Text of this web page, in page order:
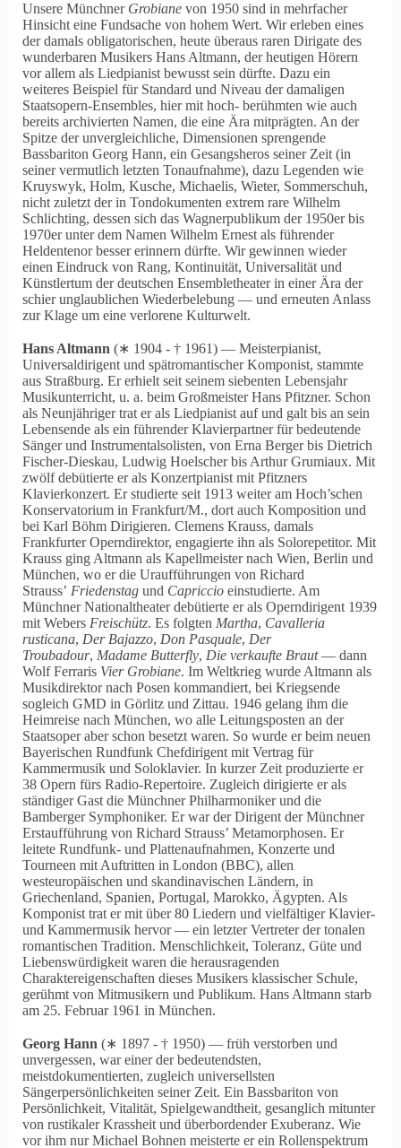
Unsere Münchner Grobiane von 1950 sind in mehrfacher
Hinsicht eine Fundsache von hohem Wert. Wir erleben eines
der damals obligatorischen, heute überaus raren Dirigate des
wunderbaren Musikers Hans Altmann, der heutigen Hörern
vor allem als Liedpianist bewusst sein dürfte. Dazu ein
weiteres Beispiel für Standard und Niveau der damaligen
Staatsopern-Ensembles, hier mit hoch- berühmten wie auch
bereits archivierten Namen, die eine Ära mitprägten. An der
Spitze der unvergleichliche, Dimensionen sprengende
Bassbariton Georg Hann, ein Gesangsheros seiner Zeit (in
seiner vermutlich letzten Tonaufnahme), dazu Legenden wie
Kruyswyk, Holm, Kusche, Michaelis, Wieter, Sommerschuh,
nicht zuletzt der in Tondokumenten extrem rare Wilhelm
Schlichting, dessen sich das Wagnerpublikum der 1950er bis
1970er unter dem Namen Wilhelm Ernest als führender
Heldentenor besser erinnern dürfte. Wir gewinnen wieder
einen Eindruck von Rang, Kontinuität, Universalität und
Künstlertum der deutschen Ensembletheater in einer Ära der
schier unglaublichen Wiederbelebung — und erneuten Anlass
zur Klage um eine verlorene Kulturwelt.
Hans Altmann (∗ 1904 ‑ † 1961) — Meisterpianist,
Universaldirigent und spätromantischer Komponist, stammte
aus Straßburg. Er erhielt seit seinem siebenten Lebensjahr
Musikunterricht, u. a. beim Großmeister Hans Pfitzner. Schon
als Neunjähriger trat er als Liedpianist auf und galt bis an sein
Lebensende als ein führender Klavierpartner für bedeutende
Sänger und Instrumentalsolisten, von Erna Berger bis Dietrich
Fischer-Dieskau, Ludwig Hoelscher bis Arthur Grumiaux. Mit
zwölf debütierte er als Konzertpianist mit Pfitzners
Klavierkonzert. Er studierte seit 1913 weiter am Hoch’schen
Konservatorium in Frankfurt/M., dort auch Komposition und
bei Karl Böhm Dirigieren. Clemens Krauss, damals
Frankfurter Operndirektor, engagierte ihn als Solorepetitor. Mit
Krauss ging Altmann als Kapellmeister nach Wien, Berlin und
München, wo er die Uraufführungen von Richard
Strauss’ Friedenstag und Capriccio einstudierte. Am
Münchner Nationaltheater debütierte er als Operndirigent 1939
mit Webers Freischütz. Es folgten Martha, Cavalleria
rusticana, Der Bajazzo, Don Pasquale, Der
Troubadour, Madame Butterfly, Die verkaufte Braut— dann
Wolf Ferraris Vier Grobiane. Im Weltkrieg wurde Altmann als
Musikdirektor nach Posen kommandiert, bei Kriegsende
sogleich GMD in Görlitz und Zittau. 1946 gelang ihm die
Heimreise nach München, wo alle Leitungsposten an der
Staatsoper aber schon besetzt waren. So wurde er beim neuen
Bayerischen Rundfunk Chefdirigent mit Vertrag für
Kammermusik und Soloklavier. In kurzer Zeit produzierte er
38 Opern fürs Radio-Repertoire. Zugleich dirigierte er als
ständiger Gast die Münchner Philharmoniker und die
Bamberger Symphoniker. Er war der Dirigent der Münchner
Erstaufführung von Richard Strauss’ Metamorphosen. Er
leitete Rundfunk- und Plattenaufnahmen, Konzerte und
Tourneen mit Auftritten in London (BBC), allen
westeuropäischen und skandinavischen Ländern, in
Griechenland, Spanien, Portugal, Marokko, Ägypten. Als
Komponist trat er mit über 80 Liedern und vielfältiger Klavier-
und Kammermusik hervor — ein letzter Vertreter der tonalen
romantischen Tradition. Menschlichkeit, Toleranz, Güte und
Liebenswürdigkeit waren die herausragenden
Charaktereigenschaften dieses Musikers klassischer Schule,
gerühmt von Mitmusikern und Publikum. Hans Altmann starb
am 25. Februar 1961 in München.
Georg Hann (∗ 1897 ‑ † 1950) — früh verstorben und
unvergessen, war einer der bedeutendsten,
meistdokumentierten, zugleich universellsten
Sängerpersönlichkeiten seiner Zeit. Ein Bassbariton von
Persönlichkeit, Vitalität, Spielgewandtheit, gesanglich mitunter
von rustikaler Krassheit und überbordender Exuberanz. Wie
vor ihm nur Michael Bohnen meisterte er ein Rollenspektrum